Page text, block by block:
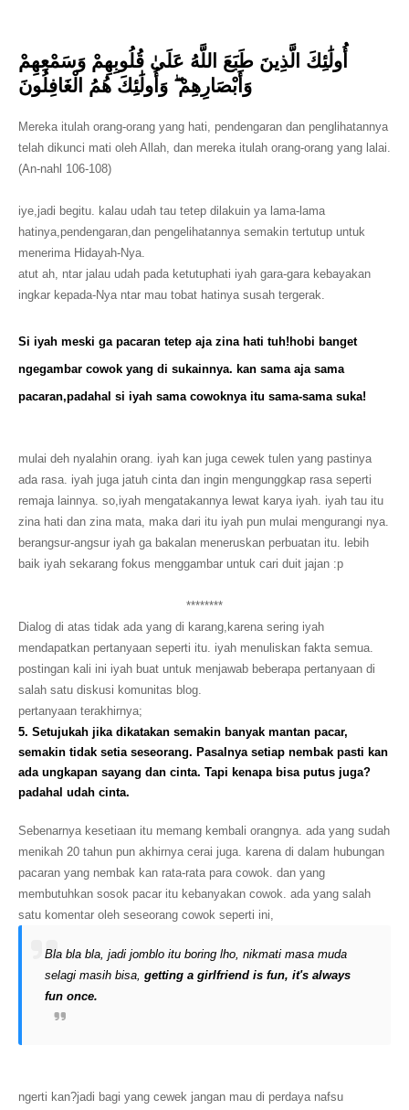
أُولَٰئِكَ الَّذِينَ طَبَعَ اللَّهُ عَلَىٰ قُلُوبِهِمْ وَسَمْعِهِمْ
وَأَبْصَارِهِمْ ۖ وَأُولَٰئِكَ هُمُ الْغَافِلُونَ
Mereka itulah orang-orang yang hati, pendengaran dan penglihatannya
telah dikunci mati oleh Allah, dan mereka itulah orang-orang yang lalai.
(An-nahl 106-108)
iye,jadi begitu. kalau udah tau tetep dilakuin ya lama-lama
hatinya,pendengaran,dan pengelihatannya semakin tertutup untuk
menerima Hidayah-Nya.
atut ah, ntar jalau udah pada ketutuphati iyah gara-gara kebayakan
ingkar kepada-Nya ntar mau tobat hatinya susah tergerak.
Si iyah meski ga pacaran tetep aja zina hati tuh!hobi banget
ngegambar cowok yang di sukainnya. kan sama aja sama
pacaran,padahal si iyah sama cowoknya itu sama-sama suka!
mulai deh nyalahin orang. iyah kan juga cewek tulen yang pastinya
ada rasa. iyah juga jatuh cinta dan ingin mengunggkap rasa seperti
remaja lainnya. so,iyah mengatakannya lewat karya iyah. iyah tau itu
zina hati dan zina mata, maka dari itu iyah pun mulai mengurangi nya.
berangsur-angsur iyah ga bakalan meneruskan perbuatan itu. lebih
baik iyah sekarang fokus menggambar untuk cari duit jajan :p
********
Dialog di atas tidak ada yang di karang,karena sering iyah
mendapatkan pertanyaan seperti itu. iyah menuliskan fakta semua.
postingan kali ini iyah buat untuk menjawab beberapa pertanyaan di
salah satu diskusi komunitas blog.
pertanyaan terakhirnya;
5. Setujukah jika dikatakan semakin banyak mantan pacar,
semakin tidak setia seseorang. Pasalnya setiap nembak pasti kan
ada ungkapan sayang dan cinta. Tapi kenapa bisa putus juga?
padahal udah cinta.
Sebenarnya kesetiaan itu memang kembali orangnya. ada yang sudah
menikah 20 tahun pun akhirnya cerai juga. karena di dalam hubungan
pacaran yang nembak kan rata-rata para cowok. dan yang
membutuhkan sosok pacar itu kebanyakan cowok. ada yang salah
satu komentar oleh seseorang cowok seperti ini,
Bla bla bla, jadi jomblo itu boring lho, nikmati masa muda
selagi masih bisa, getting a girlfriend is fun, it's always
fun once.
ngerti kan?jadi bagi yang cewek jangan mau di perdaya nafsu